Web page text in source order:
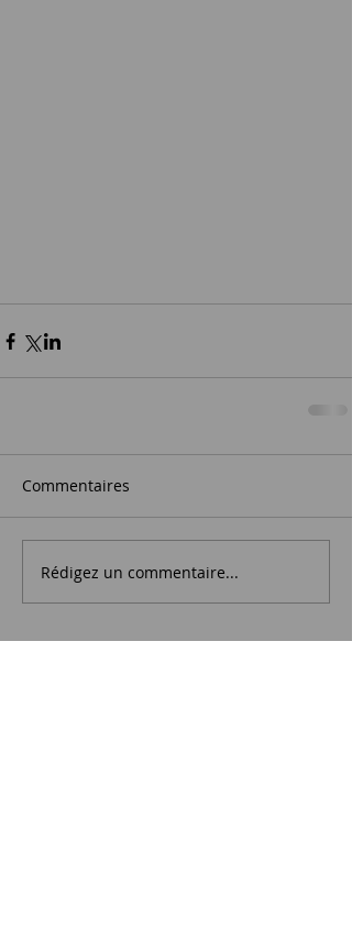
Commentaires
Rédigez un commentaire...